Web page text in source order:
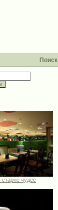
Поиск
чудес